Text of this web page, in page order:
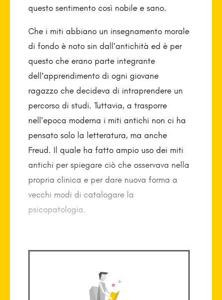
questo sentimento così nobile e sano.
Che i miti abbiano un insegnamento morale
di fondo è noto sin dall’antichità ed è per
questo che erano parte integrante
dell’apprendimento di ogni giovane
ragazzo che decideva di intraprendere un
percorso di studi. Tuttavia, a trasporre
nell’epoca moderna i miti antichi non ci ha
pensato solo la letteratura, ma anche
Freud. Il quale ha fatto ampio uso dei miti
antichi per spiegare ciò che osservava nella
propria clinica e per dare nuova forma a
vecchi modi di catalogare la
psicopatologia.